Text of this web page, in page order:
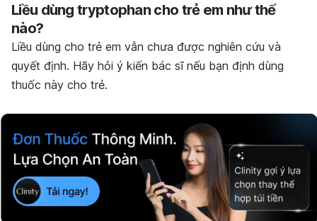
Liều dùng tryptophan cho trẻ em như thế
nào?
Liều dùng cho trẻ em vẫn chưa được nghiên cứu và
quyết định. Hãy hỏi ý kiến bác sĩ nếu bạn định dùng
thuốc này cho trẻ.